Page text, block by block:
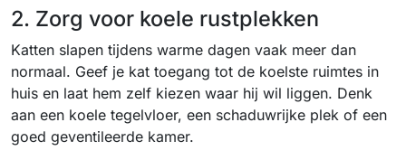
2. Zorg voor koele rustplekken
Katten slapen tijdens warme dagen vaak meer dan
normaal. Geef je kat toegang tot de koelste ruimtes in
huis en laat hem zelf kiezen waar hij wil liggen. Denk
aan een koele tegelvloer, een schaduwrijke plek of een
goed geventileerde kamer.